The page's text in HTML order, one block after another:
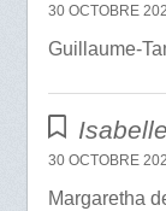
30 OCTOBRE
Guillaume-
Isabelle
30 OCTOBRE
Margaretha